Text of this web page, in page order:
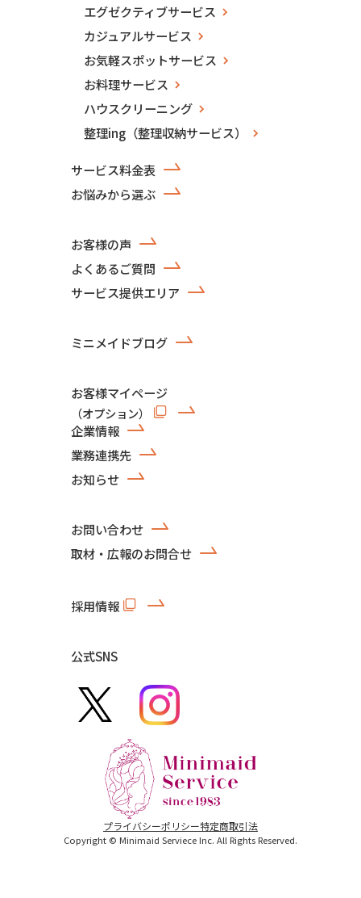
エグゼクティブサービス
カジュアルサービス
お気軽スポットサービス
お料理サービス
ハウスクリーニング
整理ing（整理収納サービス）
サービス料金表
お悩みから選ぶ
お客様の声
よくあるご質問
サービス提供エリア
ミニメイドブログ
お客様マイページ
（オプション）
企業情報
業務連携先
お知らせ
お問い合わせ
取材・広報のお問合せ
採用情報
公式SNS
プライバシーポリシー特定商取引法
Copyright © Minimaid Serviece Inc. All Rights Reserved.